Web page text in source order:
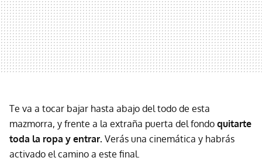
Te va a tocar bajar hasta abajo del todo de esta
mazmorra, y frente a la extraña puerta del fondo quitarte
toda la ropa y entrar. Verás una cinemática y habrás
activado el camino a este final.